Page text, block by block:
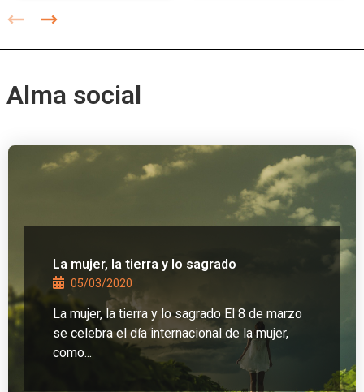
Alma social
La mujer, la tierra y lo sagrado
05/03/2020
La mujer, la tierra y lo sagrado El 8 de marzo
se celebra el día internacional de la mujer,
como...